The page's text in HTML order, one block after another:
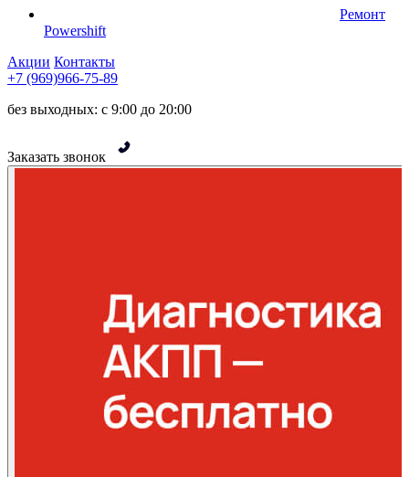
Ремонт
Powershift
Акции Контакты
+7 (969)966-75-89
без выходных: с 9:00 до 20:00
Заказать звонок